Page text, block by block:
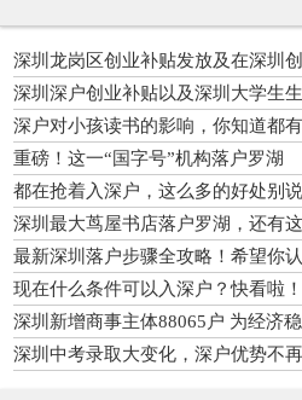
深圳龙岗区创业补贴发放及在深圳
深圳深户创业补贴以及深圳大学生
深户对小孩读书的影响，你知道都
重磅！这一“国字号”机构落户罗湖
都在抢着入深户，这么多的好处别
深圳最大茑屋书店落户罗湖，还有
最新深圳落户步骤全攻略！希望你
坑！
现在什么条件可以入深户？快看啦！
深圳新增商事主体88065户 为经济
深圳中考录取大变化，深户优势不再